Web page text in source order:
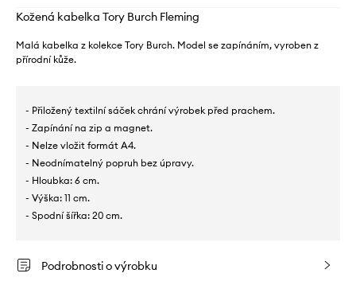
Kožená kabelka Tory Burch Fleming
Malá kabelka z kolekce Tory Burch. Model se zapínáním, vyroben z
přírodní kůže.
- Přiložený textilní sáček chrání výrobek před prachem.
- Zapínání na zip a magnet.
- Nelze vložit formát A4.
- Neodnímatelný popruh bez úpravy.
- Hloubka: 6 cm.
- Výška: 11 cm.
- Spodní šířka: 20 cm.
Podrobnosti o výrobku